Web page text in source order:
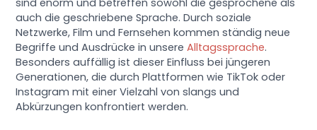
auch die geschriebene Sprache. Durch soziale
Netzwerke, Film und Fernsehen kommen ständig neue
Begriffe und Ausdrücke in unsereAlltagssprache.
Besonders auffällig ist dieser Einfluss bei jüngeren
Generationen, die durch Plattformen wie TikTok oder
Instagram mit einer Vielzahl von slangs und
Abkürzungen konfrontiert werden.